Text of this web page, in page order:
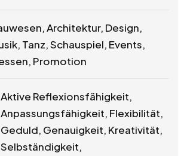
Architektur, Design,
Tanz, Schauspiel, Events,
Promotion
Aktive Reflexionsfähigkeit,
Anpassungsfähigkeit, Flexibilität,
Geduld, Genauigkeit, Kreativität,
Selbständigkeit,